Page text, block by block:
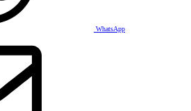
WhatsApp